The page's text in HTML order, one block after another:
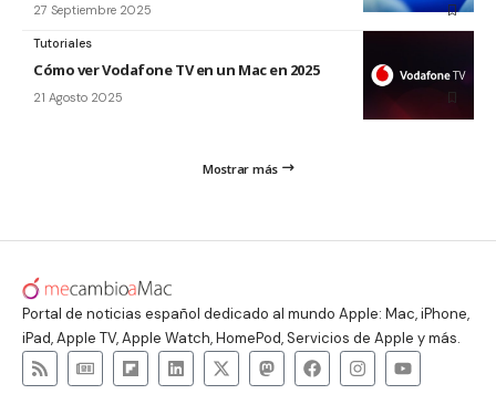
27 Septiembre 2025
Tutoriales
Cómo ver Vodafone TV en un Mac en 2025
21 Agosto 2025
Mostrar más
Portal de noticias español dedicado al mundo Apple: Mac, iPhone,
iPad, Apple TV, Apple Watch, HomePod, Servicios de Apple y más.